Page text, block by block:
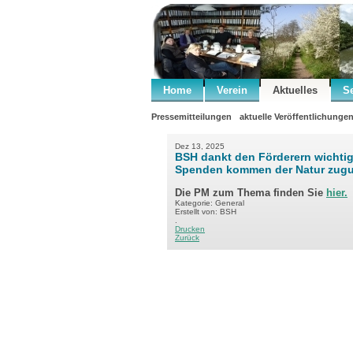
Home Verein Aktuelles
Pressemitteilungen aktuelle Veröffentlichungen
Dez 13, 2025
BSH dankt den Förderern
Spenden kommen der Natur
Die PM zum Thema finden Sie hier.
Kategorie: General
Erstellt von: BSH
Drucken
Zurück